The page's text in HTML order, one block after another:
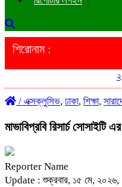
শিরোনাম :
/ এক্সক্লুসিভ, ঢাকা, শিক্ষা,
মাভাবিপ্রবি রিসার্চ সোসাইটি
Reporter Name
Update : শুক্রবার, ১৫ মে, ২০২৬,